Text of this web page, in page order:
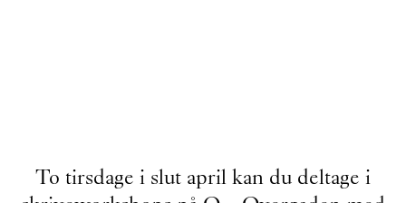
To tirsdage i slut april kan du deltage i